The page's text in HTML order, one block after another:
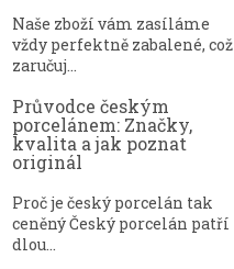
Naše zboží vám zasíláme
vždy perfektně zabalené, což
zaručuj...
Průvodce českým
porcelánem: Značky,
kvalita a jak poznat
originál
Proč je český porcelán tak
ceněný Český porcelán patří
dlou...